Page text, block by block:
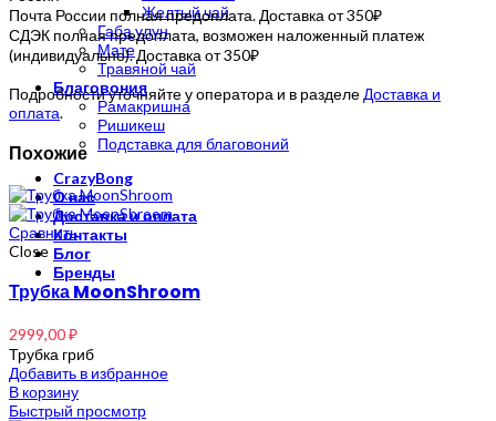
Желтый чай
Габа улун
Мате
Травяной чай
Благовония
Рамакришна
Ришикеш
Подставка для благовоний
CrazyBong
О нас
Доставка и оплата
Контакты
Блог
Бренды
Почта России полная предоплата. Доставка от 350₽
СДЭК полная предоплата, возможен наложенный платеж
(индивидуально). Доставка от 350₽
Подробности уточняйте у оператора и в разделе Доставка и
оплата.
Похожие
Сравнить
Close
Трубка MoonShroom
2999,00₽
Трубка гриб
Добавить в избранное
В корзину
Быстрый просмотр